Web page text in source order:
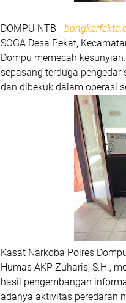
DOMPU NTB -
SOGA Desa Pekat,
Dompu memecah
sepasang terduga
dan dibekuk dalam operasi
Kasat Narkoba Polres
Humas AKP Zuharis, S.H.,
hasil pengembangan
adanya aktivitas peredaran